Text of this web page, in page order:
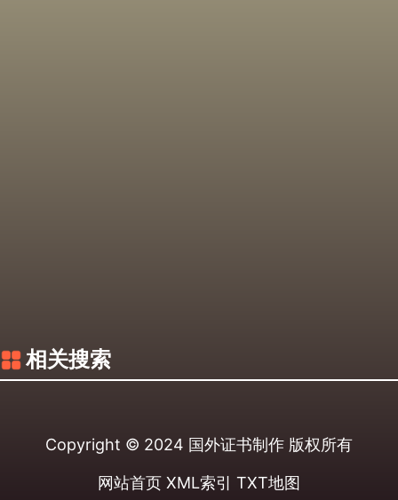
相关搜索
Copyright © 2024 国外证书制作 版权所有
网站首页 XML索引 TXT地图